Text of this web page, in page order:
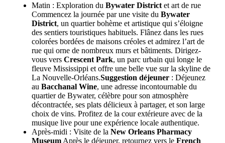
Matin : Exploration du Bywater District et art de rue
Commencez la journée par une visite du Bywater
District, un quartier bohème et artistique qui s’éloigne
des sentiers touristiques habituels. Flânez dans les rues
colorées bordées de maisons créoles et admirez l’art de
rue qui orne de nombreux murs et bâtiments. Dirigez-
vous vers Crescent Park, un parc urbain qui longe le
fleuve Mississippi et offre une belle vue sur la skyline de
La Nouvelle-Orléans.Suggestion déjeuner : Déjeunez
au Bacchanal Wine, une adresse incontournable du
quartier de Bywater, célèbre pour son atmosphère
décontractée, ses plats délicieux à partager, et son large
choix de vins. Profitez de la cour extérieure avec de la
musique live pour une expérience locale authentique.
Après-midi : Visite de la New Orleans Pharmacy
Museum Après le déjeuner, retournez vers le French